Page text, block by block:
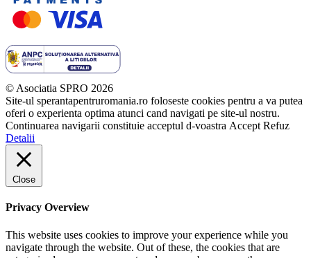
© Asociatia SPRO 2026
Site-ul sperantapentruromania.ro foloseste cookies pentru a va putea
oferi o experienta optima atunci cand navigati pe site-ul nostru.
Continuarea navigarii constituie acceptul d-voastra Accept Refuz
Detalii
Close
Privacy Overview
This website uses cookies to improve your experience while you
navigate through the website. Out of these, the cookies that are